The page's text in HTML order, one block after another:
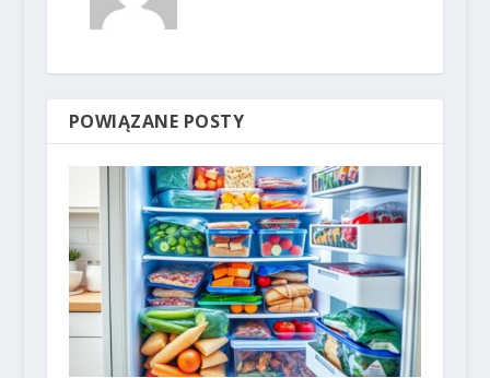
POWIĄZANE POSTY